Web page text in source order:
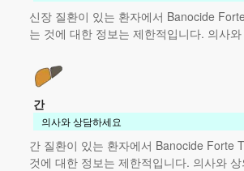
신장 질환이 있는 환자에서 Banocide
는 것에 대한 정보는 제한적입니다. 의사
간
의사와 상담하세요
간 질환이 있는 환자에서 Banocide Forte
것에 대한 정보는 제한적입니다. 의사와